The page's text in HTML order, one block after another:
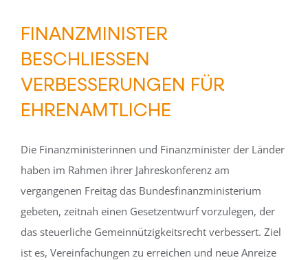
FINANZMINISTER
BESCHLIESSEN V
ERBESSERUNGEN FÜR E
HRENAMTLICHE
Die Finanzministerinnen und Finanzminister der Länder
haben im Rahmen ihrer Jahreskonferenz am
vergangenen Freitag das Bundesfinanzministerium
gebeten, zeitnah einen Gesetzentwurf vorzulegen, der
das steuerliche Gemeinnützigkeitsrecht verbessert. Ziel
ist es, Vereinfachungen zu erreichen und neue Anreize